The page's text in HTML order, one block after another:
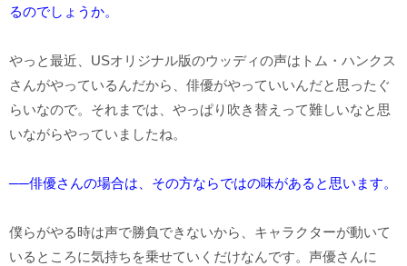
るのでしょうか。
やっと最近、USオリジナル版のウッディの声はトム・ハンクス
さんがやっているんだから、俳優がやっていいんだと思ったぐ
らいなので。それまでは、やっぱり吹き替えって難しいなと思
いながらやっていましたね。
──俳優さんの場合は、その方ならではの味があると思います。
僕らがやる時は声で勝負できないから、キャラクターが動いて
いるところに気持ちを乗せていくだけなんです。声優さんに